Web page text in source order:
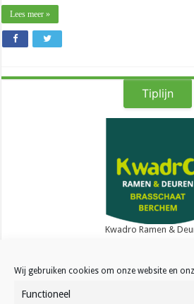
Wij gebruiken cookies om onze website en
Functioneel
Lees meer »
Tiplijn
Kwadro Ramen &